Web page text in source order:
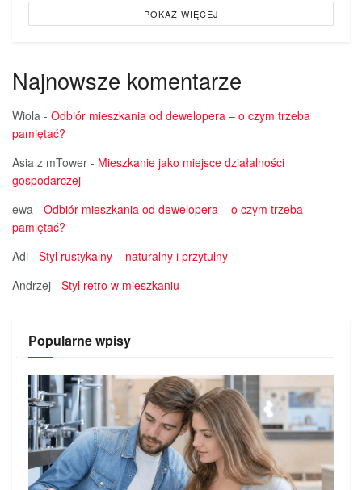
POKAŻ WIĘCEJ
Najnowsze komentarze
Wiola - Odbiór mieszkania od dewelopera – o czym trzeba
pamiętać?
Asia z mTower - Mieszkanie jako miejsce działalności
gospodarczej
ewa - Odbiór mieszkania od dewelopera – o czym trzeba
pamiętać?
Adi - Styl rustykalny – naturalny i przytulny
Andrzej - Styl retro w mieszkaniu
Popularne wpisy